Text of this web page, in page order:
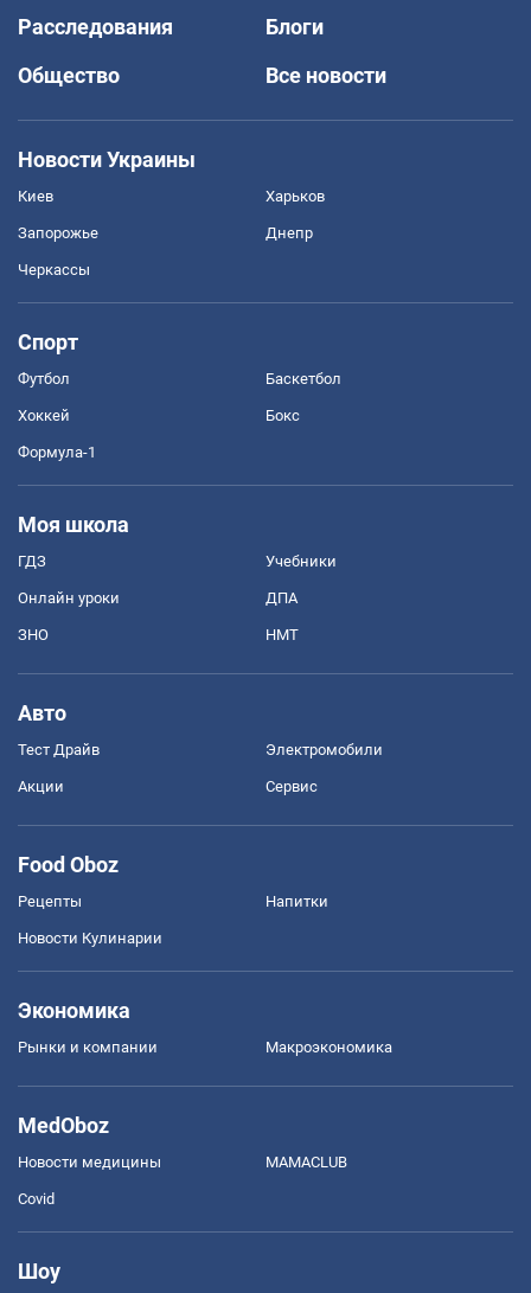
Расследования
Блоги
Общество
Все новости
Новости Украины
Киев Харьков
Запорожье Днепр
Черкассы
Спорт
Футбол Баскетбол
Хоккей Бокс
Формула-1
Моя школа
ГДЗ Учебники
Онлайн уроки ДПА
ЗНО НМТ
Авто
Тест Драйв Электромобили
Акции Сервис
Food Oboz
Рецепты Напитки
Новости Кулинарии
Экономика
Рынки и компании Mакроэкономика
MedOboz
Новости медицины MAMACLUB
Covid
Шоу